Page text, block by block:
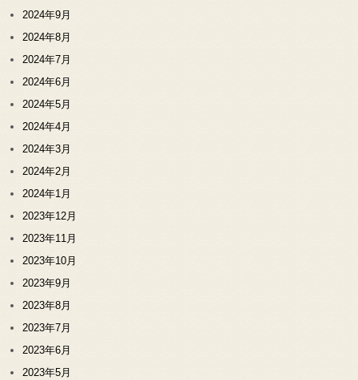
2024年9月
2024年8月
2024年7月
2024年6月
2024年5月
2024年4月
2024年3月
2024年2月
2024年1月
2023年12月
2023年11月
2023年10月
2023年9月
2023年8月
2023年7月
2023年6月
2023年5月